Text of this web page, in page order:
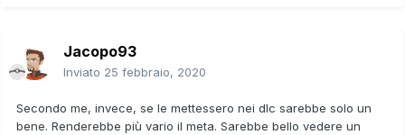
Jacopo93
Inviato 25 febbraio, 2020
Secondo me, invece, se le mettessero nei dlc sarebbe solo un
bene. Renderebbe più vario il meta. Sarebbe bello vedere un